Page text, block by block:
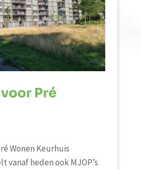
voor Pré
Wonen Keurhuis
vanaf heden ook MJOP’s